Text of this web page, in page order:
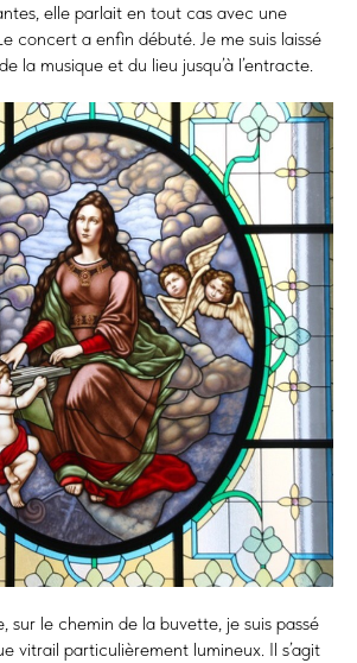
elle parlait en tout cas avec une
concert a enfin débuté. Je me suis laissé
la musique et du lieu jusqu’à l’entracte.
sur le chemin de la buvette, je suis passé
vitrail particulièrement lumineux. Il s’agit